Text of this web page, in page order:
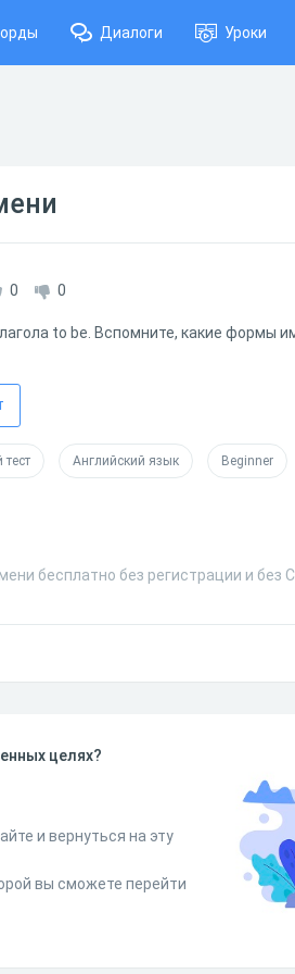
Диалоги Уроки
0 0
to be. Вспомните, какие формы
Английский язык Beginner
бесплатно без регистрации и без
целях?
и вернуться на эту
вы сможете перейти